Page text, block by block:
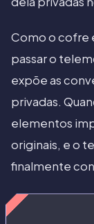
Como o cofre
passar o
expõe as
privadas.
elementos
originais, e o
finalmente